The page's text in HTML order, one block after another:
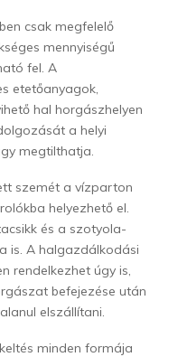
csak megfelelő
mennyiségű
fel. A
etetőanyagok,
hal horgászhelyen
a helyi
megtilthatja.
szemét a vízparton
helyezhető el.
és a szotyola-
is. A halgazdálkodási
rendelkezhet úgy is,
befejezése után
elszállítani.
minden formája